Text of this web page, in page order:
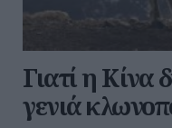
Γιατί η Κίνα
γενιά